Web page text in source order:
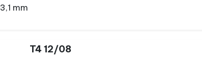
3,1 mm
T4 12/08